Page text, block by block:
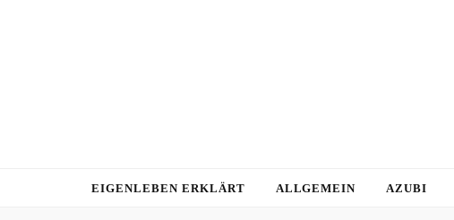
EIGENLEBEN ERKLÄRT ALLGEMEIN AZUBI